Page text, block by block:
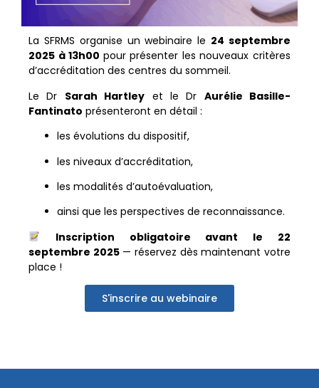
La SFRMS organise un webinaire le 24 septembre
2025 à 13h00 pour présenter les nouveaux critères
d’accréditation des centres du sommeil.
Le Dr Sarah Hartley et le Dr Aurélie Basille-
Fantinato présenteront en détail :
les évolutions du dispositif,
les niveaux d’accréditation,
les modalités d’autoévaluation,
ainsi que les perspectives de reconnaissance.
Inscription obligatoire avant le 22
septembre 2025— réservez dès maintenant votre
place !
S'inscrire au webinaire